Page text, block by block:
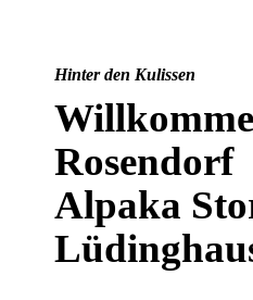
Hinter den Kulissen
Rosendorf
Alpaka